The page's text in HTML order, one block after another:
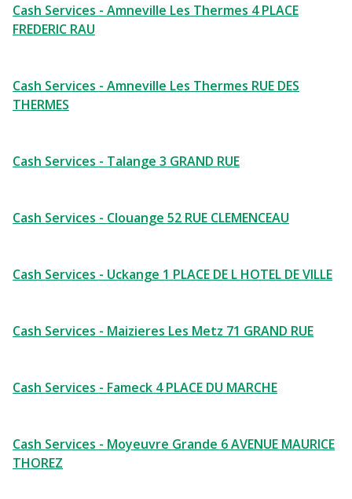
Cash Services - Amneville Les Thermes 4 PLACE
FREDERIC RAU
Cash Services - Amneville Les Thermes RUE DES
THERMES
Cash Services - Talange 3 GRAND RUE
Cash Services - Clouange 52 RUE CLEMENCEAU
Cash Services - Uckange 1 PLACE DE L HOTEL DE VILLE
Cash Services - Maizieres Les Metz 71 GRAND RUE
Cash Services - Fameck 4 PLACE DU MARCHE
Cash Services - Moyeuvre Grande 6 AVENUE MAURICE
THOREZ